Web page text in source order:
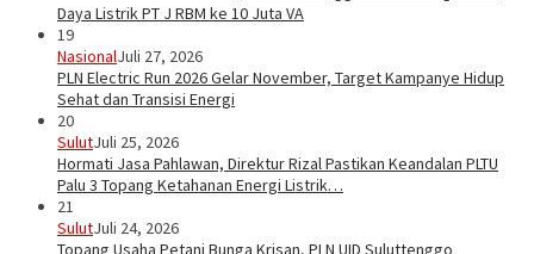
Daya Listrik PT J RBM ke 10 Juta VA
19
NasionalJuli 27, 2026
PLN Electric Run 2026 Gelar November, Target Kampanye Hidup
Sehat dan Transisi Energi
20
SulutJuli 25, 2026
Hormati Jasa Pahlawan, Direktur Rizal Pastikan Keandalan PLTU
Palu 3 Topang Ketahanan Energi Listrik…
21
SulutJuli 24, 2026
Topang Usaha Petani Bunga Krisan, PLN UID Suluttenggo